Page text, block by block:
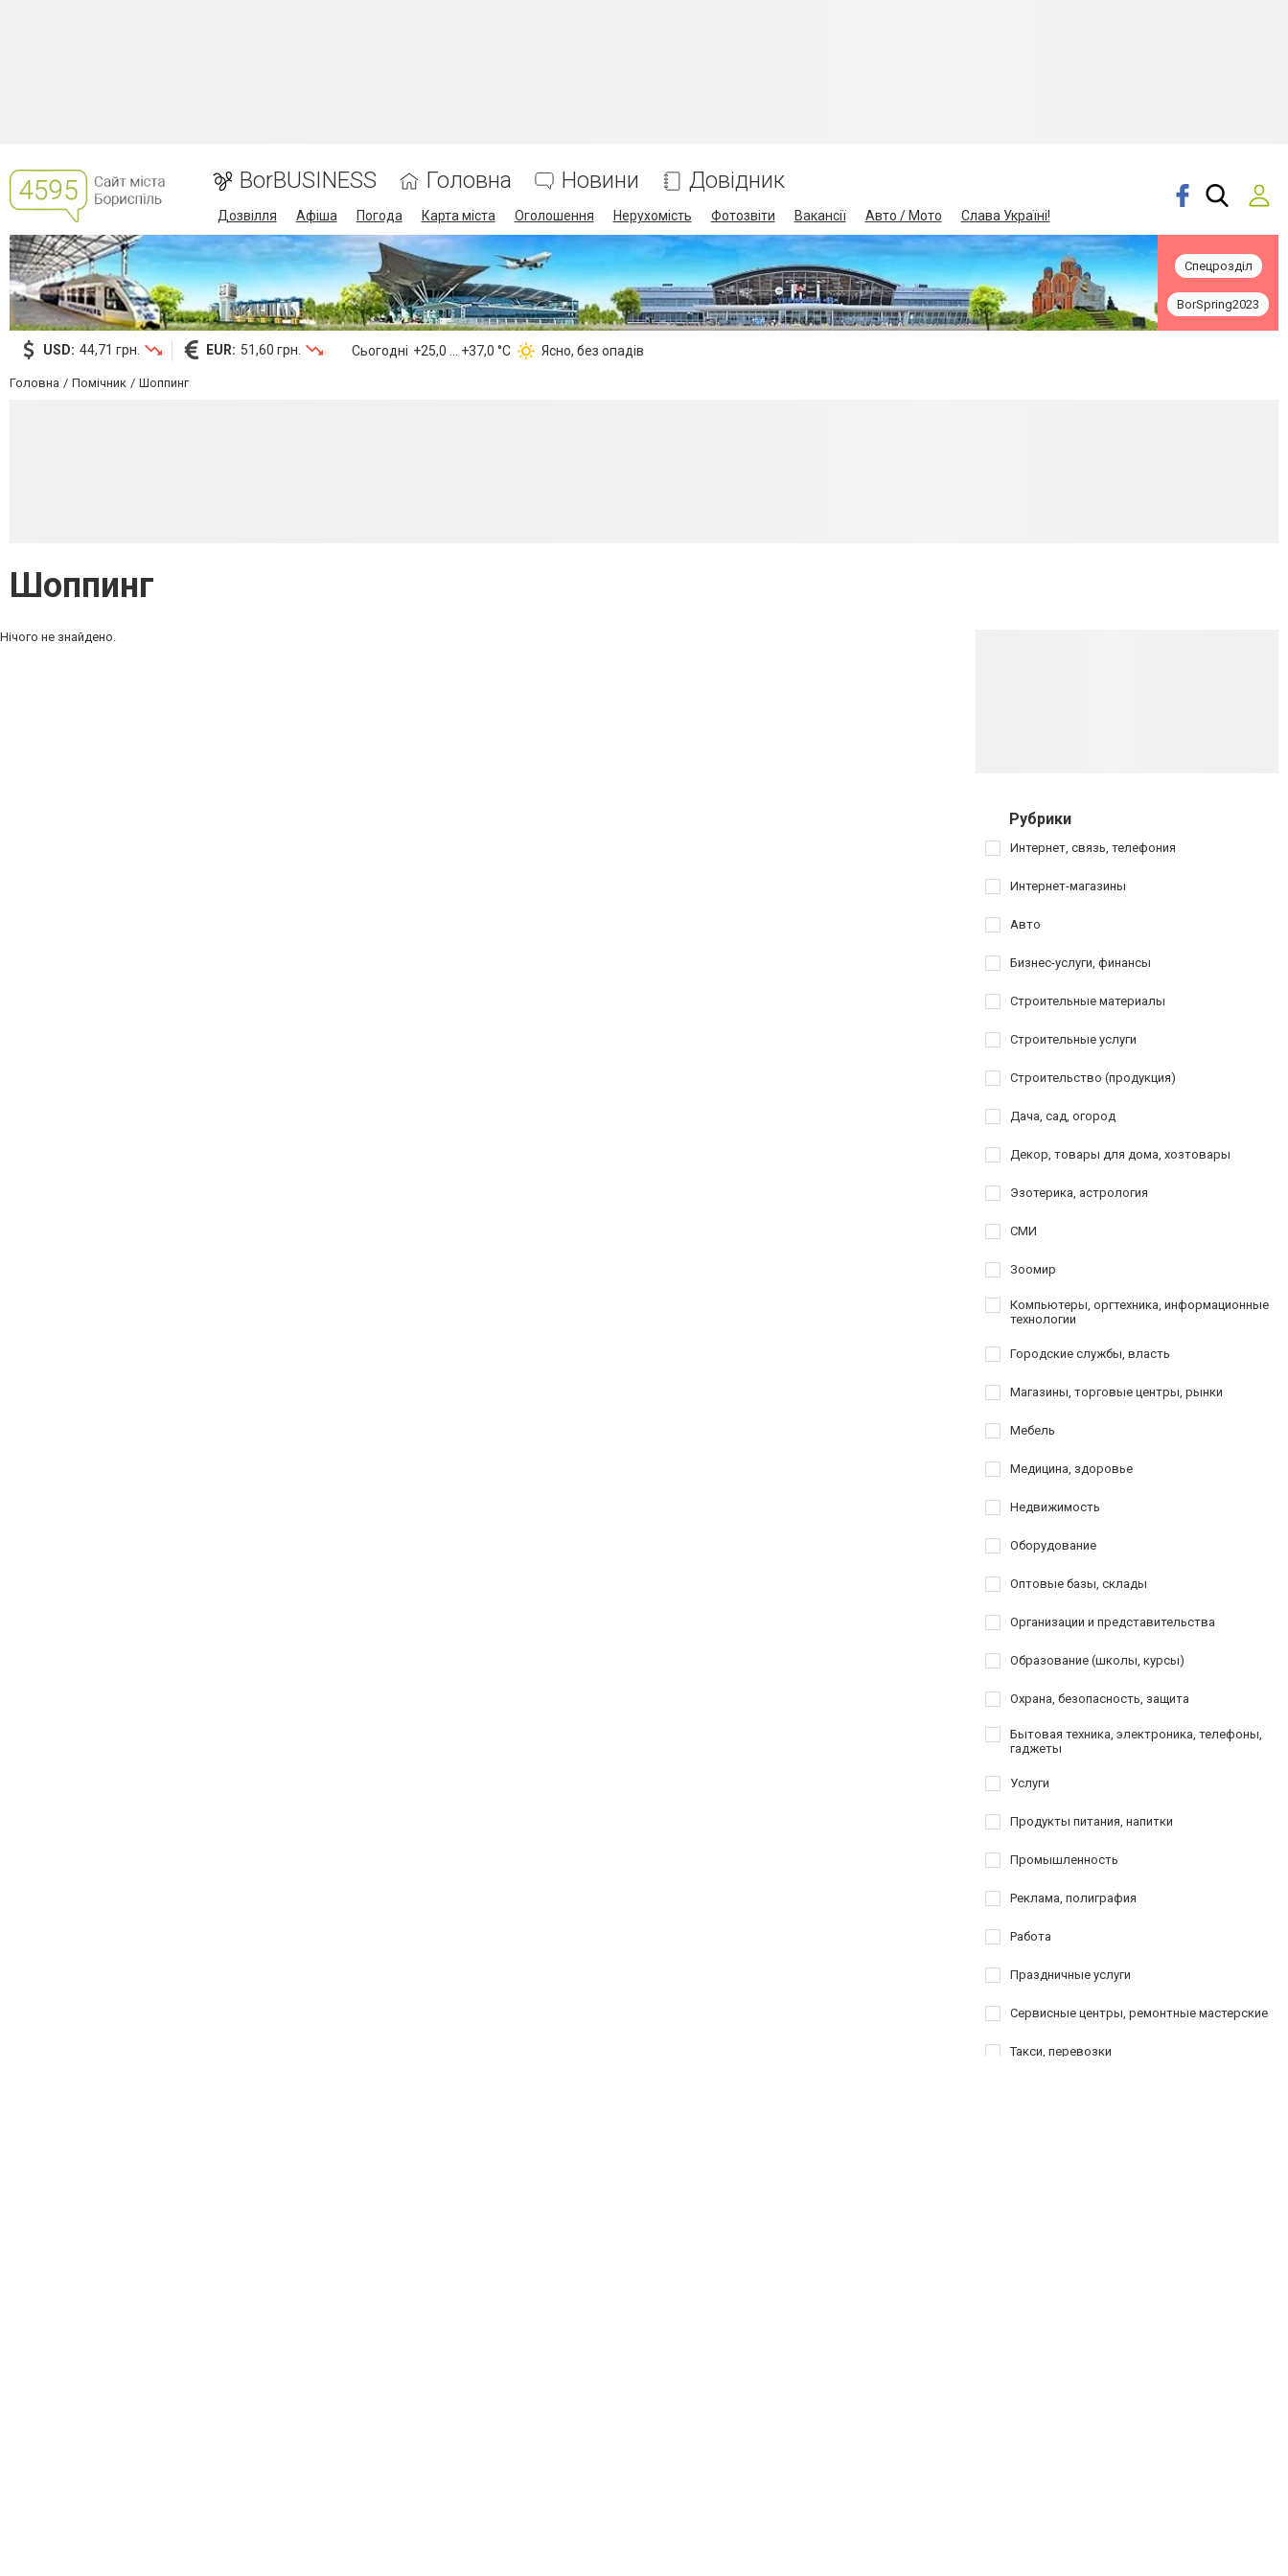
BorBUSINESS Головна Новини Довідник
Дозвілля Афіша Погода Карта міста Оголошення Нерухомість Фотозвіти Вакансії Авто / Мото Слава Україні!
Спецрозділ
BorSpring2023
USD: 44,71 грн. EUR: 51,60 грн. Сьогодні +25,0 ... +37,0 °С Ясно, без опадів
Головна Помічник Шоппинг
Шоппинг
Нічого не знайдено.
Рубрики
Интернет, связь, телефония
Интернет-магазины
Авто
Бизнес-услуги, финансы
Строительные материалы
Строительные услуги
Строительство (продукция)
Дача, сад, огород
Декор, товары для дома, хозтовары
Эзотерика, астрология
СМИ
Зоомир
Компьютеры, оргтехника, информационные
технологии
Городские службы, власть
Магазины, торговые центры, рынки
Мебель
Медицина, здоровье
Недвижимость
Оборудование
Оптовые базы, склады
Организации и представительства
Образование (школы, курсы)
Охрана, безопасность, защита
Бытовая техника, электроника, телефоны,
гаджеты
Услуги
Продукты питания, напитки
Промышленность
Реклама, полиграфия
Работа
Праздничные услуги
Сервисные центры, ремонтные мастерские
Такси, перевозки